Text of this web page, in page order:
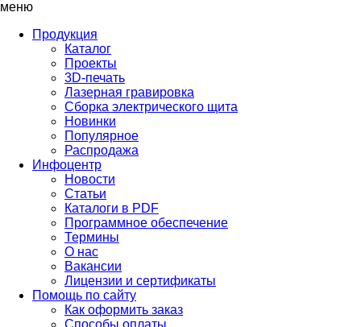
меню
Продукция
Каталог
Проекты
3D-печать
Лазерная гравировка
Сборка электрического щита
Новинки
Популярное
Распродажа
Инфоцентр
Новости
Статьи
Каталоги в PDF
Программное обеспечение
Термины
О нас
Вакансии
Лицензии и сертификаты
Помощь по сайту
Как оформить заказ
Способы оплаты